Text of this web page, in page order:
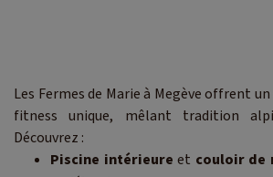
Les Fermes de Marie à Megève offrent
fitness unique, mêlant tradition
Découvrez :
Piscine intérieure et couloir de